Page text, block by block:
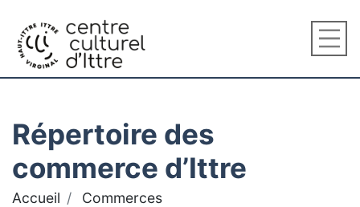
Répertoire des
commerce d’Ittre
Accueil Commerces